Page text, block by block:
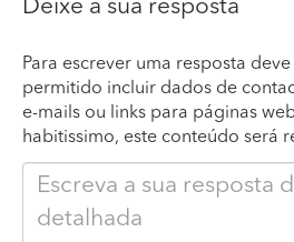
Deixe a sua resposta
Para escrever uma resposta
permitido incluir dados de
e-mails ou links para páginas
habitissimo, este conteúdo será